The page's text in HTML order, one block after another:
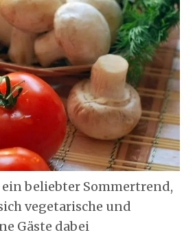
beliebter Sommertrend,
vegetarische und
Gäste dabei